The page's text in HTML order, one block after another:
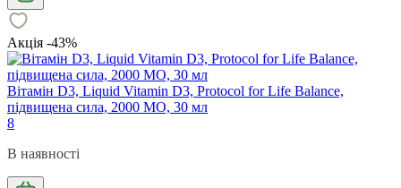
Акція -43%
Вітамін D3, Liquid Vitamin D3, Protocol for Life Balance,
підвищена сила, 2000 МО, 30 мл
8
В наявності